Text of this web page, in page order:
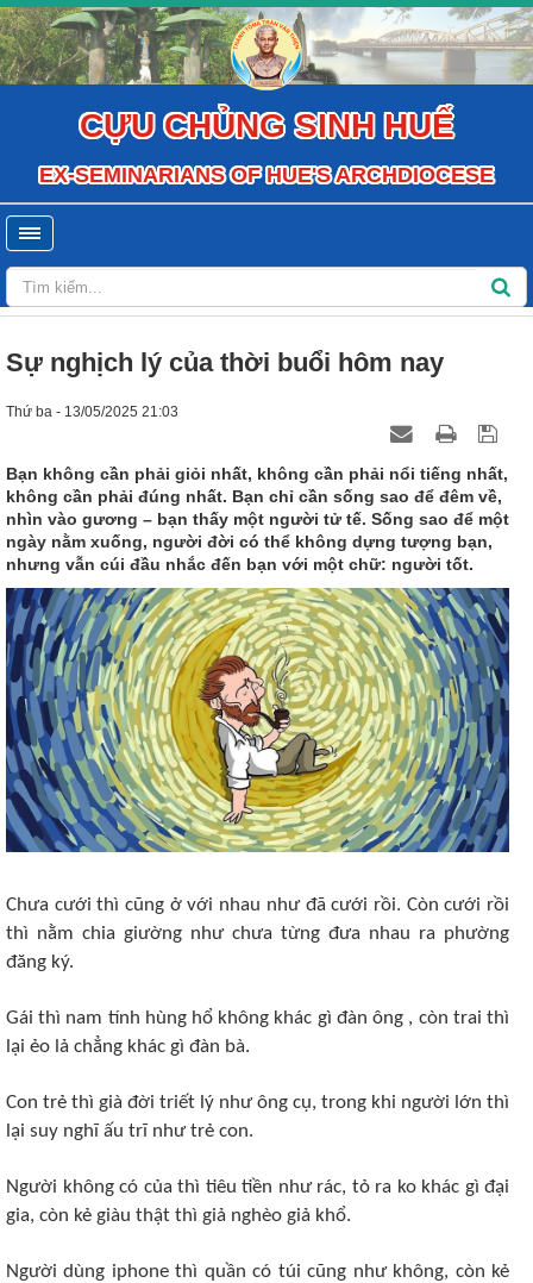
CỰU CHỦNG SINH HUẾ
EX-SEMINARIANS OF HUE'S ARCHDIOCESE
Sự nghịch lý của thời buổi hôm nay
Thứ ba - 13/05/2025 21:03
Bạn không cần phải giỏi nhất, không cần phải nổi tiếng nhất,
không cần phải đúng nhất. Bạn chỉ cần sống sao để đêm về,
nhìn vào gương – bạn thấy một người tử tế. Sống sao để một
ngày nằm xuống, người đời có thể không dựng tượng bạn,
nhưng vẫn cúi đầu nhắc đến bạn với một chữ: người tốt.
Chưa cưới thì cũng ở với nhau như đã cưới rồi. Còn cưới rồi
thì nằm chia giường như chưa từng đưa nhau ra phường
đăng ký.
Gái thì nam tính hùng hổ không khác gì đàn ông , còn trai thì
lại ẻo lả chẳng khác gì đàn bà.
Con trẻ thì già đời triết lý như ông cụ, trong khi người lớn thì
lại suy nghĩ ấu trĩ như trẻ con.
Người không có của thì tiêu tiền như rác, tỏ ra ko khác gì đại
gia, còn kẻ giàu thật thì giả nghèo giả khổ.
Người dùng iphone thì quần có túi cũng như không, còn kẻ